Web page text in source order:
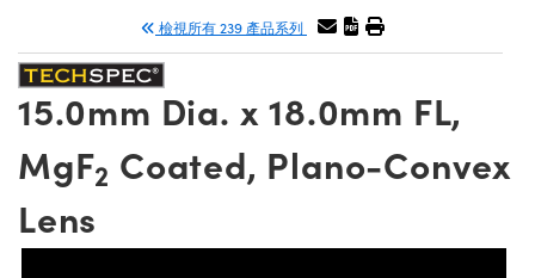
| 偏振光學元件
| 繞射光柵
| 超快光學
Assemblies | 雷射光學元件組装
Shaping | 雷射光束整形
and Breadboards | 光學平臺和
| 電動平臺
and Slides | 平臺和滑塊
| Nikon 物鏡
| ZEISS 物鏡
Objectives
Objectives | 有限共軛物鏡
| 雷射防護
| 雷射用光機模組
| 雷射配件
Magnification Lenses
Objectives | 顯微鏡物鏡
Lenses for Harsh Environments
Cameras | Teledyne Dalsa 相
Cameras | Allied Vision 相機
| Basler 相機
| 其他光源
Level Test Targets | 色卡測試板
| USAF 測試版
板
測器
| 光度計
| 光譜儀
| 光學膠
Products | Acktar 黑色吸光
| 暗室器材
Accessories | UV固化設備
Imaging
Imaging
Microscopy
Lenses
and Detection
| 清倉顯微鏡
| 清倉相機
| 清倉照明
| 重新認證雷射
| 重新認證顯微鏡
| 重新認證相機
檢視所有 239 產品系列
15.0mm Dia. x 18.0mm FL,
MgF2 Coated, Plano-Convex
Lens